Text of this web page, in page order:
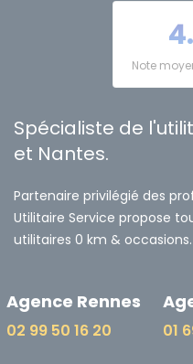
Note
Spécialiste de
et Nantes.
Partenaire privilégié des
Utilitaire Service propose
utilitaires 0 km & occasions.
Agence Rennes
02 99 50 16 20 01